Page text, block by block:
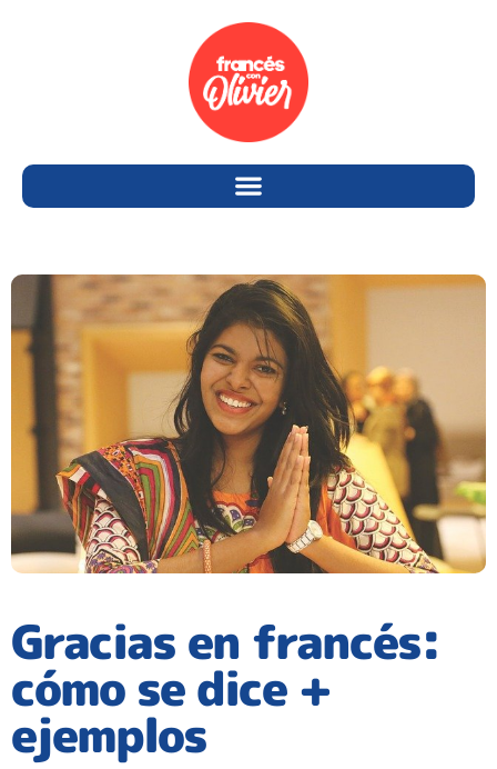
Gracias en francés:
cómo se dice +
ejemplos